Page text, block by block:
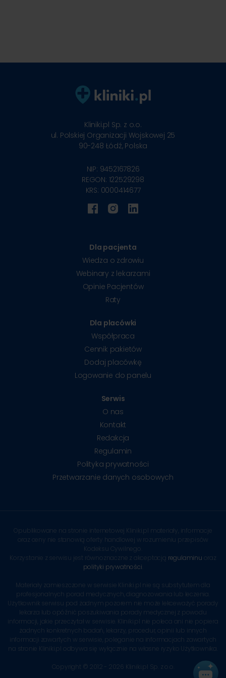
Kliniki.pl Sp. z o.o.
ul. Polskiej Organizacji Wojskowej 25
90-248 Łódź, Polska
NIP: 9452167826
REGON: 122529298
KRS: 0000414677
Dla pacjenta
Wiedza o zdrowiu
Webinary z lekarzami
Opinie Pacjentów
Raty
Dla placówki
Współpraca
Cennik pakietów
Dodaj placówkę
Logowanie do panelu
Serwis
O nas
Kontakt
Redakcja
Regulamin
Polityka prywatności
Przetwarzanie danych osobowych
Opublikowane na stronie internetowej Kliniki.pl materiały, informacje
oraz ceny nie stanowią oferty handlowej w rozumieniu przepisów
Kodeksu Cywilnego.
Korzystanie z serwisu jest równoznaczne z akceptacją regulaminu oraz
polityki prywatności
Materiały zamieszczone w serwisie Kliniki.pl nie są substytutem dla
profesjonalnych porad medycznych, diagnozowania lub leczenia.
Użytkownik serwisu pod żadnym pozorem nie może lekceważyć porady
lekarza lub opóźnić poszukiwania porady medycznej z powodu
informacji, jakie przeczytał w serwisie. Kliniki.pl nie poleca ani nie popiera
żadnych konkretnych badań, lekarzy, procedur, opinii lub innych
informacji zawartych w serwisie, poleganie na informacjach zawartych
na stronie Kliniki.pl odbywa się wyłącznie na własne ryzyko Użytkownika.
Copyright © 2012 - 2026 Kliniki.pl Sp. z o.o.